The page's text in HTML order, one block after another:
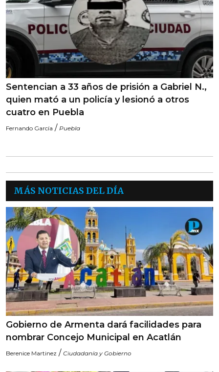
Sentencian a 33 años de prisión a Gabriel N.,
quien mató a un policía y lesionó a otros
cuatro en Puebla
Fernando García / Puebla
MÁS NOTICIAS DEL DÍA
Gobierno de Armenta dará facilidades para
nombrar Concejo Municipal en Acatlán
Berenice Martinez / Ciudadanía y Gobierno